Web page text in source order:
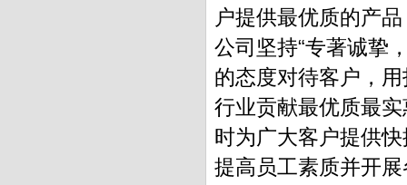
户提供最优质的产品
公司坚持“专著诚挚
的态度对待客户，
行业贡献最优质最
时为广大客户提供
提高员工素质并开